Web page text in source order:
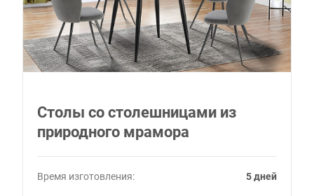
Столы со столешницами из
природного мрамора
Время изготовления: 5 дней